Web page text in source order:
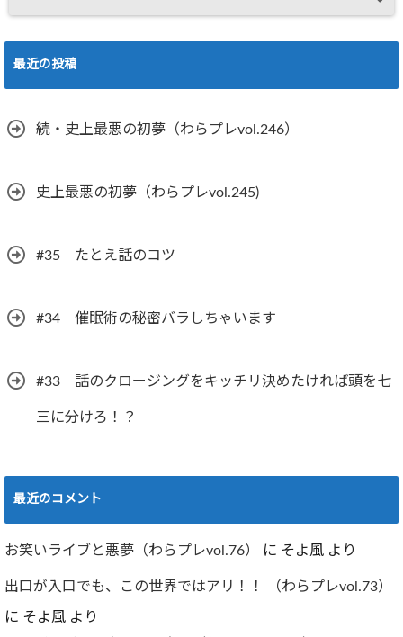
最近の投稿
続・史上最悪の初夢（わらプレvol.246）
史上最悪の初夢（わらプレvol.245)
#35 たとえ話のコツ
#34 催眠術の秘密バラしちゃいます
#33 話のクロージングをキッチリ決めたければ頭を七
三に分けろ！？
最近のコメント
お笑いライブと悪夢（わらプレvol.76） に そよ風 より
出口が入口でも、この世界ではアリ！！ （わらプレvol.73）
に そよ風 より